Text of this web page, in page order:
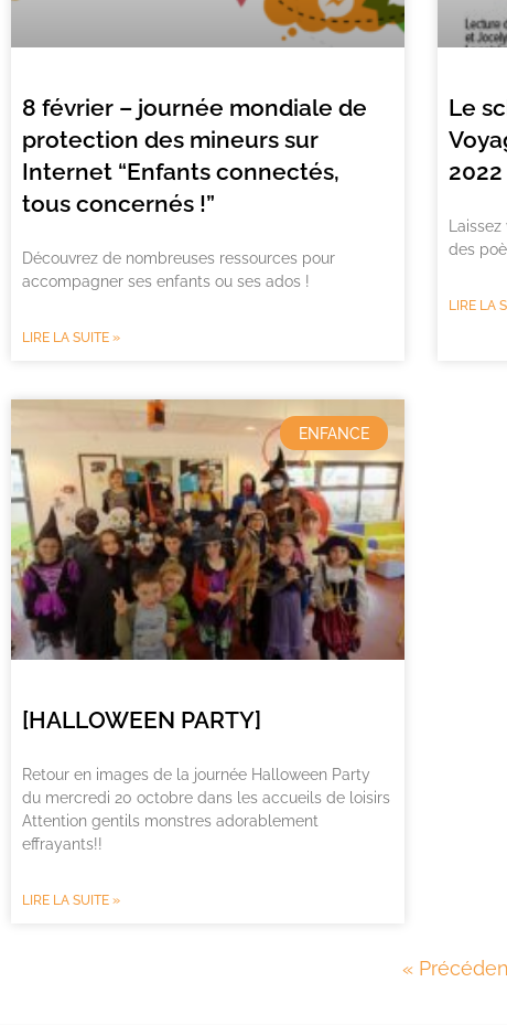
8 février – journée mondiale de
protection des mineurs sur
Internet “Enfants connectés,
tous concernés !”
Découvrez de nombreuses ressources pour
accompagner ses enfants ou ses ados !
LIRE LA SUITE »
Le
2022
des
LIRE LA
ENFANCE
[HALLOWEEN PARTY]
Retour en images de la journée Halloween Party
du mercredi 20 octobre dans les accueils de loisirs
Attention gentils monstres adorablement
effrayants!!
LIRE LA SUITE »
«